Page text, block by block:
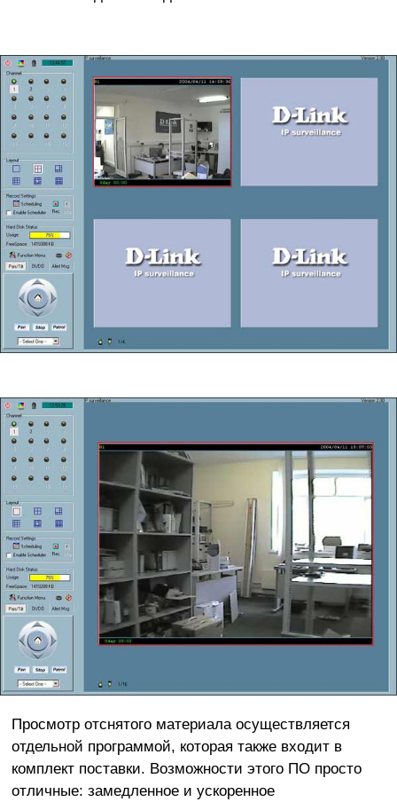
Просмотр отснятого материала осуществляется
отдельной программой, которая также входит в
комплект поставки. Возможности этого ПО просто
отличные: замедленное и ускоренное